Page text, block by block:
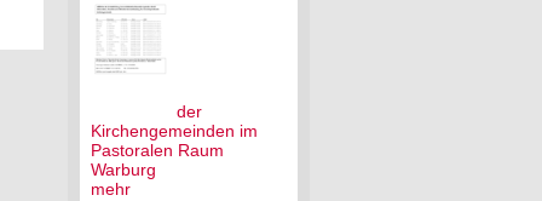
der
Kirchengemeinden im
Pastoralen Raum
Warburg
mehr